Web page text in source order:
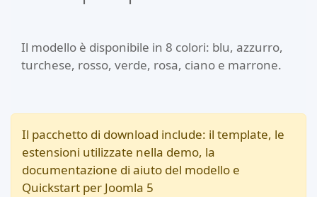
Il modello è disponibile in 8 colori: blu, azzurro,
turchese, rosso, verde, rosa, ciano e marrone.
Il pacchetto di download include: il template, le
estensioni utilizzate nella demo, la
documentazione di aiuto del modello e
Quickstart per Joomla 5